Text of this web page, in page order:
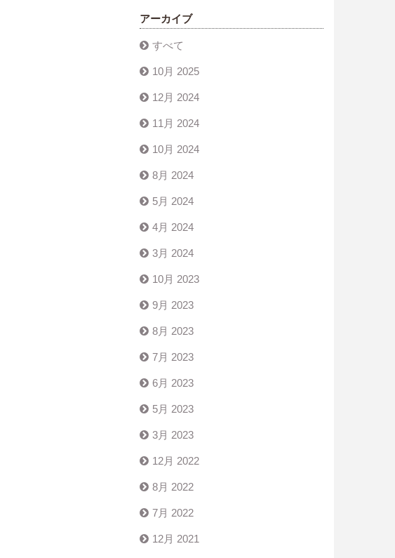
アーカイブ
すべて
10月 2025
12月 2024
11月 2024
10月 2024
8月 2024
5月 2024
4月 2024
3月 2024
10月 2023
9月 2023
8月 2023
7月 2023
6月 2023
5月 2023
3月 2023
12月 2022
8月 2022
7月 2022
12月 2021